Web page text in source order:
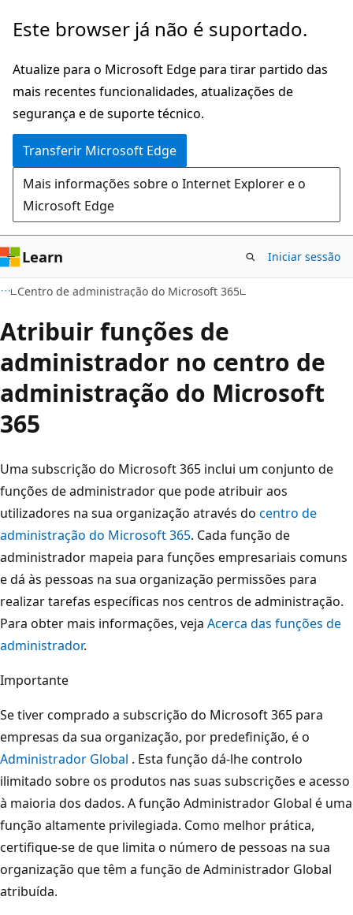
Saltar
o
conteúdo
principal
Este browser já não é suportado.
Atualize para o Microsoft Edge para tirar partido das
mais recentes funcionalidades, atualizações de
segurança e de suporte técnico.
Transferir Microsoft Edge
Mais informações sobre o Internet Explorer e o
Microsoft Edge
Learn Iniciar sessão
Centro de administração do Microsoft 365
Atribuir funções de
administrador no centro de
administração do Microsoft
365
Uma subscrição do Microsoft 365 inclui um conjunto de
funções de administrador que pode atribuir aos
utilizadores na sua organização através do centro de
administração do Microsoft 365. Cada função de
administrador mapeia para funções empresariais comuns
e dá às pessoas na sua organização permissões para
realizar tarefas específicas nos centros de administração.
Para obter mais informações, veja Acerca das funções de
administrador.
Importante
Se tiver comprado a subscrição do Microsoft 365 para
empresas da sua organização, por predefinição, é o
Administrador Global . Esta função dá-lhe controlo
ilimitado sobre os produtos nas suas subscrições e acesso
à maioria dos dados. A função Administrador Global é uma
função altamente privilegiada. Como melhor prática,
certifique-se de que limita o número de pessoas na sua
organização que têm a função de Administrador Global
atribuída.